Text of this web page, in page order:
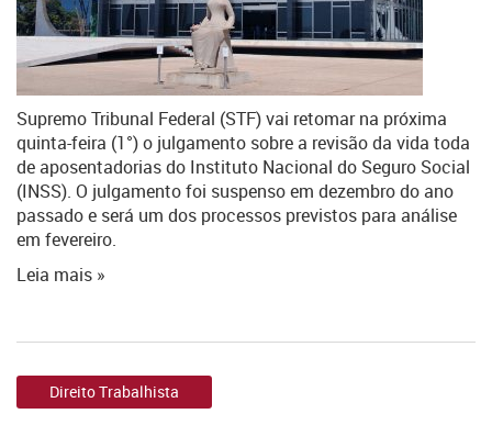
Supremo Tribunal Federal (STF) vai retomar na próxima
quinta-feira (1°) o julgamento sobre a revisão da vida toda
de aposentadorias do Instituto Nacional do Seguro Social
(INSS). O julgamento foi suspenso em dezembro do ano
passado e será um dos processos previstos para análise
em fevereiro.
Leia mais »
Direito Trabalhista